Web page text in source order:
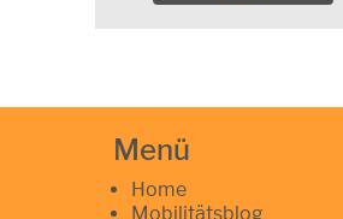
Menü
Home
Mobilitätsblog